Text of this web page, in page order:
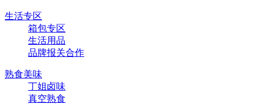
生活专区
箱包专区
生活用品
品牌报关合作
熟食美味
丁姐卤味
真空熟食